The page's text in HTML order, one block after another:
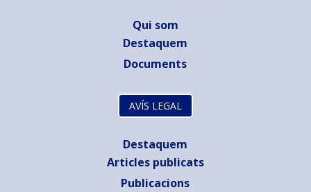
Qui som
Destaquem
Documents
AVÍS LEGAL
Destaquem
Articles publicats
Publicacions